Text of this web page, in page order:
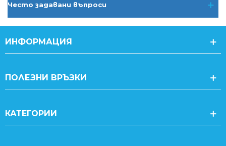
Често задавани въпроси
ИНФОРМАЦИЯ
ПОЛЕЗНИ ВРЪЗКИ
КАТЕГОРИИ